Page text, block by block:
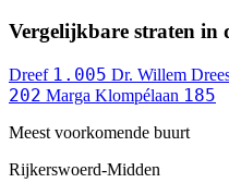
Vergelijkbare straten in
Dreef 1.005 Dr. Willem
202 Marga Klompélaan 185
Meest voorkomende buurt
Rijkerswoerd-Midden